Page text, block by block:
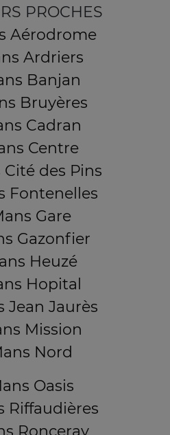
PROCHES
Aérodrome
Ardriers
Banjan
Bruyères
Cadran
Centre
Cité des Pins
Fontenelles
Gare
Gazonfier
Heuzé
Hopital
Jean Jaurès
Mission
Nord
Oasis
Riffaudières
Ronceray